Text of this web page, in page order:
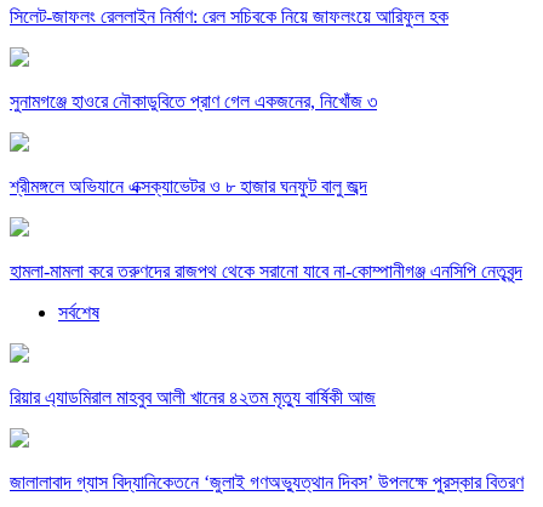
সিলেট-জাফলং রেললাইন নির্মাণ: রেল সচিবকে নিয়ে জাফলংয়ে আরিফুল হক
সুনামগঞ্জে হাওরে নৌকাডুবিতে প্রাণ গেল একজনের, নিখোঁজ ৩
শ্রীমঙ্গলে অভিযানে এক্সক্যাভেটর ও ৮ হাজার ঘনফুট বালু জব্দ
হামলা-মামলা করে তরুণদের রাজপথ থেকে সরানো যাবে না-কোম্পানীগঞ্জ এনসিপি নেতৃবৃন্দ
সর্বশেষ
রিয়ার এ্যাডমিরাল মাহবুব আলী খানের ৪২তম মৃত্যু বার্ষিকী আজ
জালালাবাদ গ্যাস বিদ্যানিকেতনে ‘জুলাই গণঅভ্যুত্থান দিবস’ উপলক্ষে পুরস্কার বিতরণ